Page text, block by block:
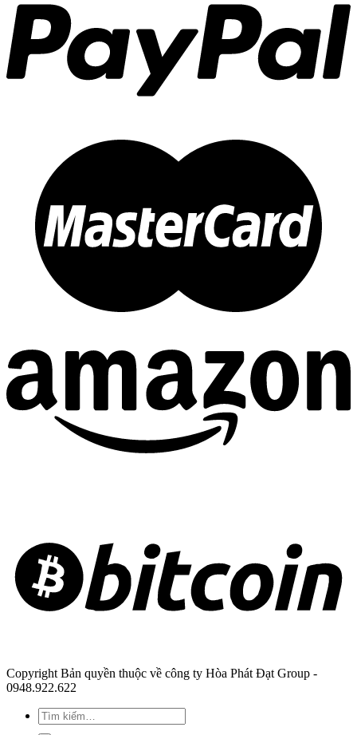
Copyright Bản quyền thuộc về công ty Hòa Phát Đạt Group -
0948.922.622